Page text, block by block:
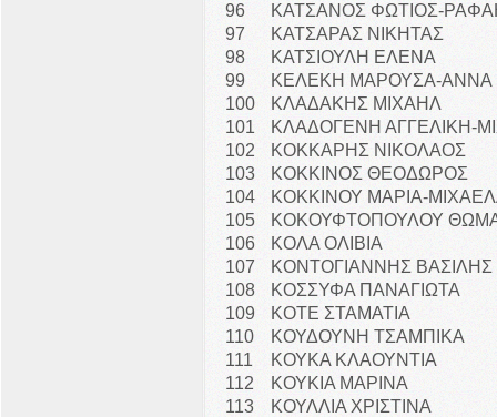
96
ΚΑΤΣΑΝΟΣ ΦΩΤΙΟΣ-
97
ΚΑΤΣΑΡΑΣ ΝΙΚΗΤΑΣ
98
ΚΑΤΣΙΟΥΛΗ ΕΛΕΝΑ
99
ΚΕΛΕΚΗ ΜΑΡΟΥΣΑ-ΑΝΝΑ
100
ΚΛΑΔΑΚΗΣ ΜΙΧΑΗΛ
101
ΚΛΑΔΟΓΕΝΗ ΑΓΓΕΛΙΚΗ-
102
ΚΟΚΚΑΡΗΣ ΝΙΚΟΛΑΟΣ
103
ΚΟΚΚΙΝΟΣ ΘΕΟΔΩΡΟΣ
104
ΚΟΚΚΙΝΟΥ ΜΑΡΙΑ-
105
ΚΟΚΟΥΦΤΟΠΟΥΛΟΥ
106
ΚΟΛΑ ΟΛΙΒΙΑ
107
ΚΟΝΤΟΓΙΑΝΝΗΣ ΒΑΣΙΛΗΣ
108
ΚΟΣΣΥΦΑ ΠΑΝΑΓΙΩΤΑ
109
ΚΟΤΕ ΣΤΑΜΑΤΙΑ
110
ΚΟΥΔΟΥΝΗ ΤΣΑΜΠΙΚΑ
111
ΚΟΥΚΑ ΚΛΑΟΥΝΤΙΑ
112
ΚΟΥΚΙΑ ΜΑΡΙΝΑ
113
ΚΟΥΛΛΙΑ ΧΡΙΣΤΙΝΑ